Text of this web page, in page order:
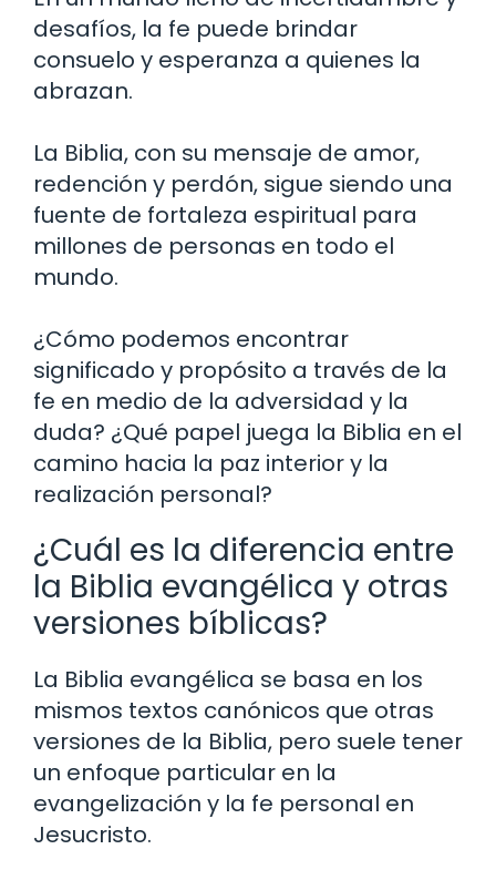
desafíos, la fe puede brindar
consuelo y esperanza a quienes la
abrazan.
La Biblia, con su mensaje de amor,
redención y perdón, sigue siendo una
fuente de fortaleza espiritual para
millones de personas en todo el
mundo.
¿Cómo podemos encontrar
significado y propósito a través de la
fe en medio de la adversidad y la
duda? ¿Qué papel juega la Biblia en el
camino hacia la paz interior y la
realización personal?
¿Cuál es la diferencia entre
la Biblia evangélica y otras
versiones bíblicas?
La Biblia evangélica se basa en los
mismos textos canónicos que otras
versiones de la Biblia, pero suele tener
un enfoque particular en la
evangelización y la fe personal en
Jesucristo.